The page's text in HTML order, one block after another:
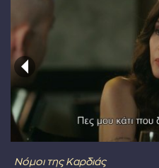
Νόμοι της Καρδιάς